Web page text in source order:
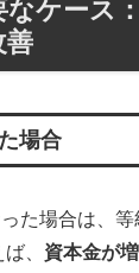
ケース
善
場合
た場合は、
、 資本金が